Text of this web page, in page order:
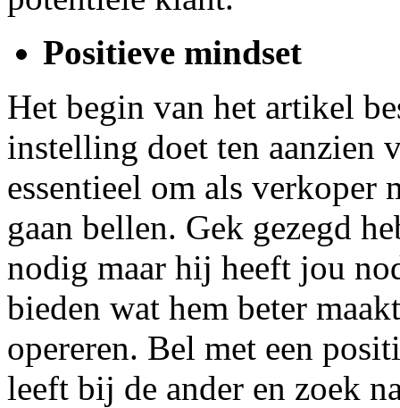
Positieve mindset
Het begin van het artikel
instelling doet ten aanzien
essentieel om als verkoper
gaan bellen. Gek gezegd
nodig maar hij heeft jou
bieden wat hem beter
opereren. Bel met een
leeft bij de ander en zoek